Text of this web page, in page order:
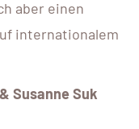
aber einen
internationalem
Susanne Suk